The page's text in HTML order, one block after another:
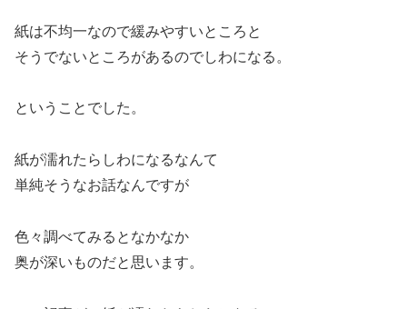
紙は不均一なので緩みやすいところと
そうでないところがあるのでしわになる。
ということでした。
紙が濡れたらしわになるなんて
単純そうなお話なんですが
色々調べてみるとなかなか
奥が深いものだと思います。